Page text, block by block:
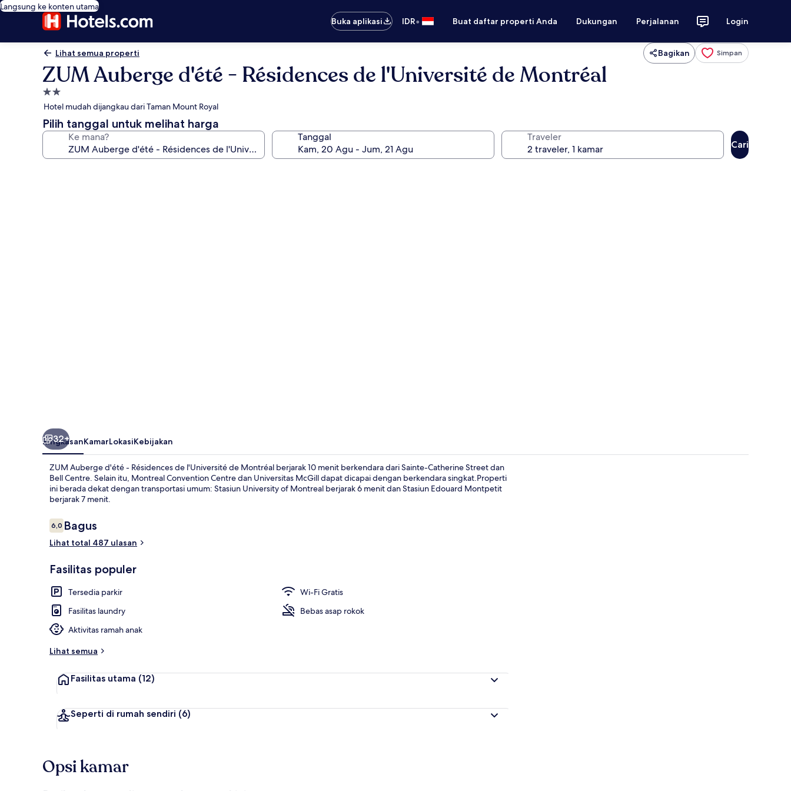
Langsung ke konten utama
Buka aplikasi
IDR• Buat daftar properti Anda Dukungan Perjalanan Login
Lihat semua properti Bagikan Simpan
ZUM Auberge d'été - Résidences de l'Université de Montréal
Properti
bintang
2.0
Hotel mudah dijangkau dari Taman Mount Royal
Pilih tanggal untuk melihat harga
Ke mana? Tanggal Traveler
Cari
32+
RingkasanKamarLokasiKebijakan
ZUM Auberge d'été - Résidences de l'Université de Montréal berjarak 10 menit berkendara dari Sainte-Catherine Street dan
Bell Centre. Selain itu, Montreal Convention Centre dan Universitas McGill dapat dicapai dengan berkendara singkat.Properti
ini berada dekat dengan transportasi umum: Stasiun University of Montreal berjarak 6 menit dan Stasiun Edouard Montpetit
berjarak 7 menit.
Ulasan
6,06,0 dari 10
Bagus
Lihat total 487 ulasan
Fasilitas populer
Tersedia parkir
Wi-Fi Gratis
Fasilitas laundry
Bebas asap rokok
Aktivitas ramah anak
Lihat semua
Fasilitas utama (12)
Seperti di rumah sendiri (6)
Opsi kamar